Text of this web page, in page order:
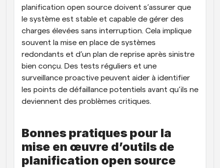
planification open source doivent s’assurer que
le système est stable et capable de gérer des
charges élevées sans interruption. Cela implique
souvent la mise en place de systèmes
redondants et d’un plan de reprise après sinistre
bien conçu. Des tests réguliers et une
surveillance proactive peuvent aider à identifier
les points de défaillance potentiels avant qu’ils ne
deviennent des problèmes critiques.
Bonnes pratiques pour la
mise en œuvre d’outils de
planification open source